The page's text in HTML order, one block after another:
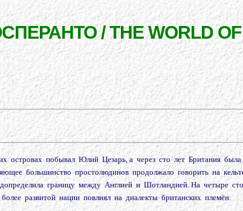
/ THE WORLD OF
островах побывал Юлий Цезарь, а через сто лет Британия
большинство простолюдинов продолжало говорить на
границу между Англией и Шотландией. На четыре
развитой нации повлиял на диалекты британских племён.